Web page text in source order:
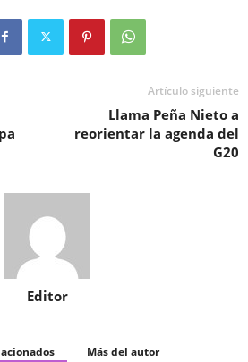
Artículo siguiente
Llama Peña Nieto a
reorientar la agenda del
G20
Editor
Más del autor